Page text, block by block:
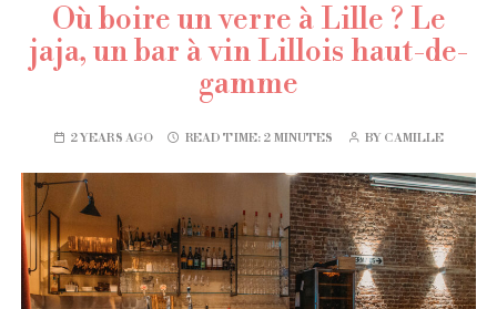
Où boire un verre à Lille ? Le
jaja, un bar à vin Lillois haut-de-
gamme
2 YEARS AGO READ TIME: 2 MINUTES BY CAMILLE